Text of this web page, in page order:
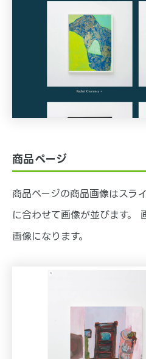
商品ページ
商品ページの商品画像はスラ
に合わせて画像が並びます。
画像になります。